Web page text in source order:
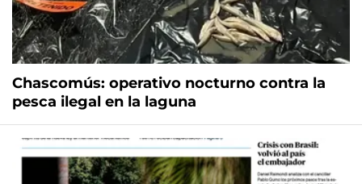
Chascomús: operativo nocturno contra la
pesca ilegal en la laguna